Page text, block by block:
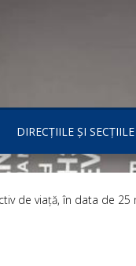
DIRECȚIILE ȘI
de viață, în data de 25